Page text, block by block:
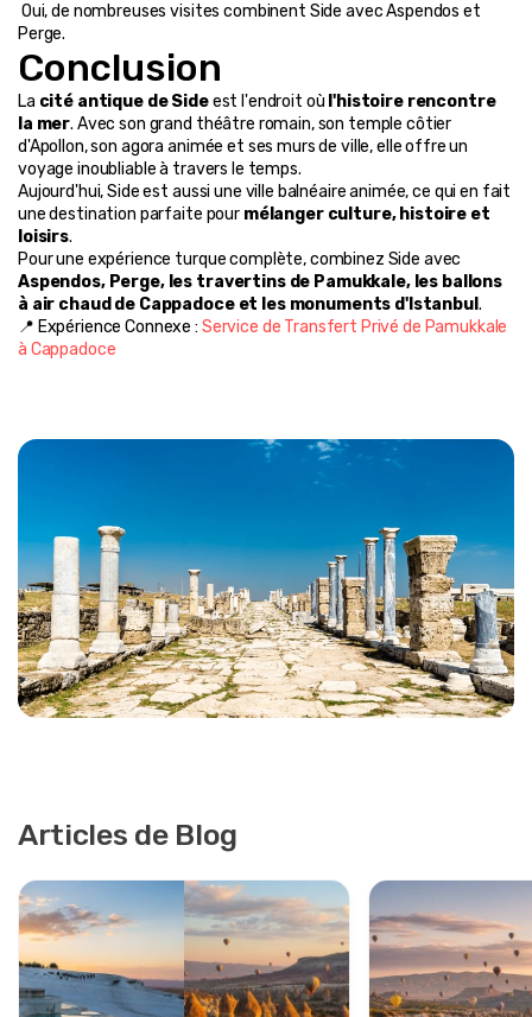
Perge.
Conclusion
La cité antique de Side est l'endroit où l'histoire rencontre
la mer. Avec son grand théâtre romain, son temple côtier
d'Apollon, son agora animée et ses murs de ville, elle offre un
voyage inoubliable à travers le temps.
Aujourd'hui, Side est aussi une ville balnéaire animée, ce qui en fait
une destination parfaite pour mélanger culture, histoire et
loisirs.
Aspendos, Perge, les travertins de Pamukkale, les ballons
à air chaud de Cappadoce et les monuments d'Istanbul .
📍 Expérience Connexe : Service de Transfert Privé de Pamukkale
à Cappadoce
Articles de Blog